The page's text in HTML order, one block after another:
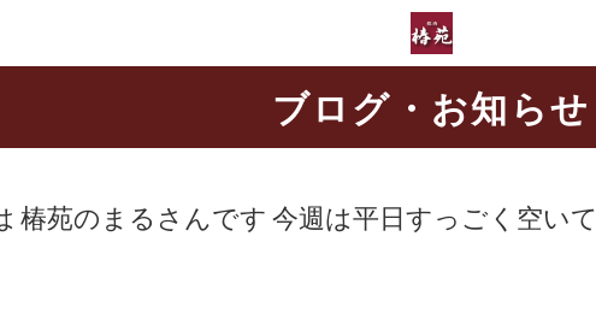
ブログ・お知らせ
椿苑のまるさんです 今週は平日すっごく空いて